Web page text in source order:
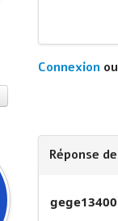
Connexion ou
Réponse de
gege13400